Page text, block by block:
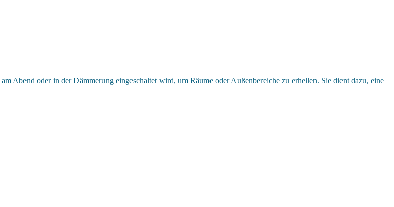
Abend oder in der Dämmerung eingeschaltet wird, um Räume oder Außenbereiche zu erhellen. Sie dient dazu, eine